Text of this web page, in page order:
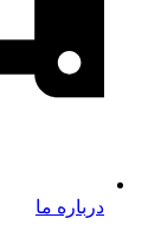
درباره ما